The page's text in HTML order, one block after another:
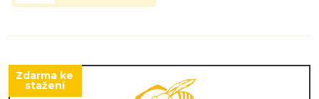
Zdarma ke
stažení